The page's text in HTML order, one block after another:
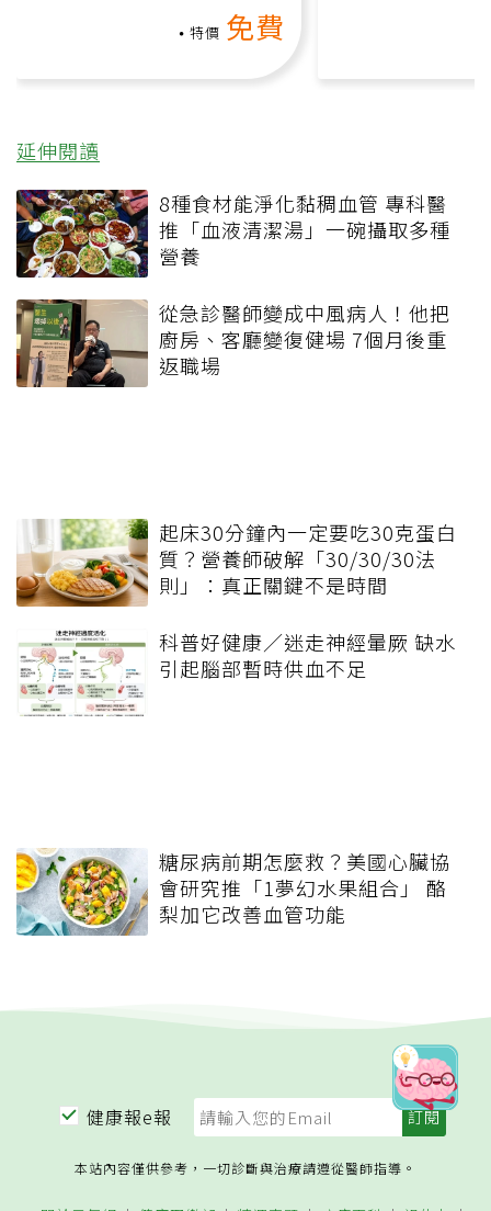
特價 免費
延伸閱讀
8種食材能淨化黏稠血管 專科醫
推「血液清潔湯」一碗攝取多種
營養
從急診醫師變成中風病人！他把
廚房、客廳變復健場 7個月後重
返職場
起床30分鐘內一定要吃30克蛋白
質？營養師破解「30/30/30法
則」：真正關鍵不是時間
科普好健康／迷走神經暈厥 缺水
引起腦部暫時供血不足
糖尿病前期怎麼救？美國心臟協
會研究推「1夢幻水果組合」 酪
梨加它改善血管功能
健康報e報
本站內容僅供參考，一切診斷與治療請遵從醫師指導。